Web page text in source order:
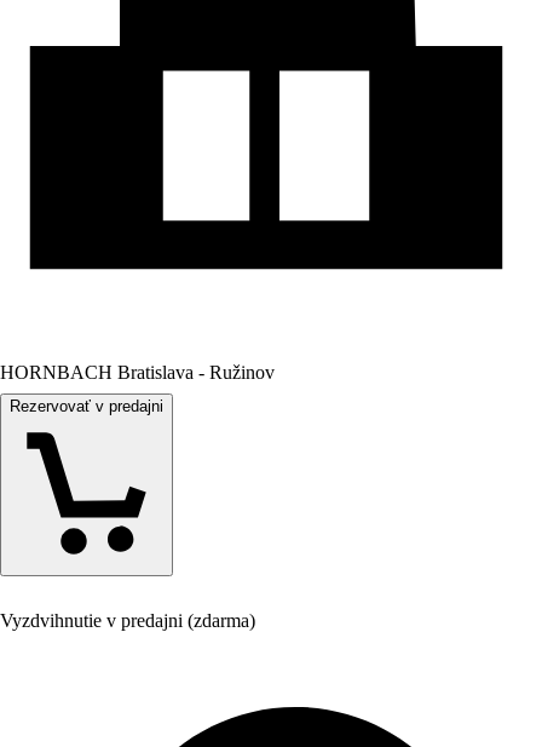
HORNBACH Bratislava - Ružinov
Rezervovať v predajni
Vyzdvihnutie v predajni (zdarma)